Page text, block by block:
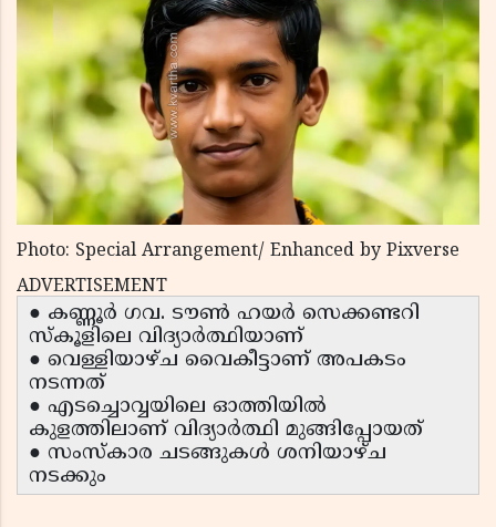
Photo: Special Arrangement/ Enhanced by Pixverse
ADVERTISEMENT
● കണ്ണൂർ ഗവ. ടൗൺ ഹയർ സെക്കണ്ടറി
സ്കൂളിലെ വിദ്യാർത്ഥിയാണ്
● വെള്ളിയാഴ്ച വൈകീട്ടാണ് അപകടം
നടന്നത്
● എടച്ചൊവ്വയിലെ ഓത്തിയിൽ
കുളത്തിലാണ് വിദ്യാർത്ഥി മുങ്ങിപ്പോയത്
● സംസ്‌കാര ചടങ്ങുകൾ ശനിയാഴ്ച
നടക്കും